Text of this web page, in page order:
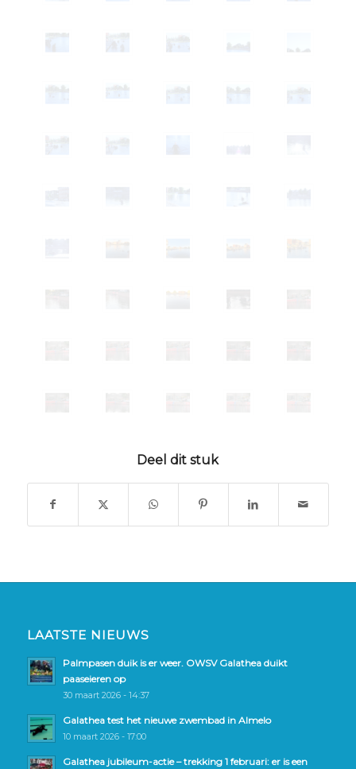
Deel dit stuk
LAATSTE NIEUWS
Palmpasen duik is er weer. OWSV Galathea duikt
paaseieren op
30 maart 2026 - 14:37
Galathea test het nieuwe zwembad in Almelo
10 maart 2026 - 17:00
Galathea jubileum-actie – trekking 1 februari: er is een